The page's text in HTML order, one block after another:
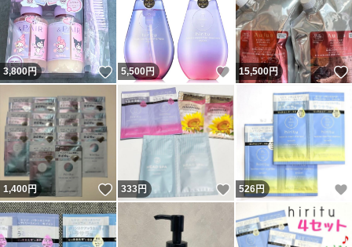
3,800円 いいね！
5,500円 いいね！
15,500円
1,400円 いいね！
333円 いいね！
526円